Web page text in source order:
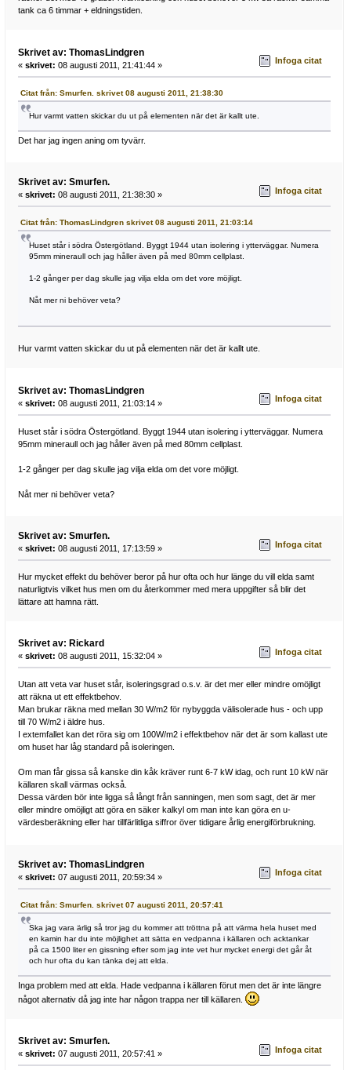
tank ca 6 timmar + eldningstiden.
Skrivet av: ThomasLindgren
« skrivet: 08 augusti 2011, 21:41:44 » Infoga citat
Citat från: Smurfen. skrivet 08 augusti 2011, 21:38:30
Hur varmt vatten skickar du ut på elementen när det är kallt ute.
Det har jag ingen aning om tyvärr.
Skrivet av: Smurfen.
« skrivet: 08 augusti 2011, 21:38:30 » Infoga citat
Citat från: ThomasLindgren skrivet 08 augusti 2011, 21:03:14
Huset står i södra Östergötland. Byggt 1944 utan isolering i ytterväggar. Numera
95mm mineraull och jag håller även på med 80mm cellplast.
1-2 gånger per dag skulle jag vilja elda om det vore möjligt.
Nåt mer ni behöver veta?
Hur varmt vatten skickar du ut på elementen när det är kallt ute.
Skrivet av: ThomasLindgren
« skrivet: 08 augusti 2011, 21:03:14 » Infoga citat
Huset står i södra Östergötland. Byggt 1944 utan isolering i ytterväggar. Numera
95mm mineraull och jag håller även på med 80mm cellplast.
1-2 gånger per dag skulle jag vilja elda om det vore möjligt.
Nåt mer ni behöver veta?
Skrivet av: Smurfen.
« skrivet: 08 augusti 2011, 17:13:59 » Infoga citat
Hur mycket effekt du behöver beror på hur ofta och hur länge du vill elda samt
naturligtvis vilket hus men om du återkommer med mera uppgifter så blir det
lättare att hamna rätt.
Skrivet av: Rickard
« skrivet: 08 augusti 2011, 15:32:04 » Infoga citat
Utan att veta var huset står, isoleringsgrad o.s.v. är det mer eller mindre omöjligt
att räkna ut ett effektbehov.
Man brukar räkna med mellan 30 W/m2 för nybyggda välisolerade hus - och upp
till 70 W/m2 i äldre hus.
I extemfallet kan det röra sig om 100W/m2 i effektbehov när det är som kallast ute
om huset har låg standard på isoleringen.
Om man får gissa så kanske din kåk kräver runt 6-7 kW idag, och runt 10 kW när
källaren skall värmas också.
Dessa värden bör inte ligga så långt från sanningen, men som sagt, det är mer
eller mindre omöjligt att göra en säker kalkyl om man inte kan göra en u-
värdesberäkning eller har tillfärlitliga siffror över tidigare årlig energiförbrukning.
Skrivet av: ThomasLindgren
« skrivet: 07 augusti 2011, 20:59:34 » Infoga citat
Citat från: Smurfen. skrivet 07 augusti 2011, 20:57:41
Ska jag vara ärlig så tror jag du kommer att tröttna på att värma hela huset med
en kamin har du inte möjlighet att sätta en vedpanna i källaren och acktankar
på ca 1500 liter en gissning efter som jag inte vet hur mycket energi det går åt
och hur ofta du kan tänka dej att elda.
Inga problem med att elda. Hade vedpanna i källaren förut men det är inte längre
något alternativ då jag inte har någon trappa ner till källaren.
Skrivet av: Smurfen.
« skrivet: 07 augusti 2011, 20:57:41 » Infoga citat